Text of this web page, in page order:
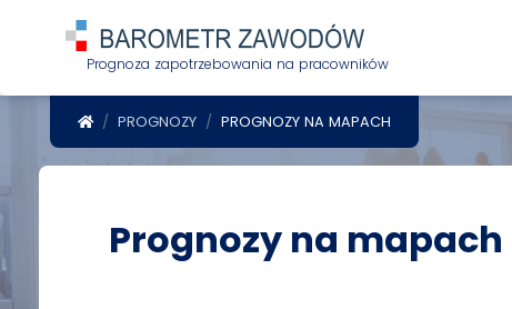
Prognoza zapotrzebowania na pracowników
POWRÓT DO STRONY GŁÓWNEJ
PROGNOZY PROGNOZY NA MAPACH
Prognozy na mapach